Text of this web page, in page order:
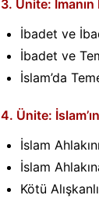
3. Ünite:
İbadet ve
İbadet ve
İslam’da
4. Ünite:
İslam
İslam
Kötü